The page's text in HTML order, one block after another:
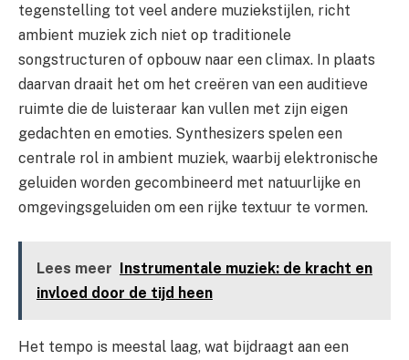
tegenstelling tot veel andere muziekstijlen, richt
ambient muziek zich niet op traditionele
songstructuren of opbouw naar een climax. In plaats
daarvan draait het om het creëren van een auditieve
ruimte die de luisteraar kan vullen met zijn eigen
gedachten en emoties. Synthesizers spelen een
centrale rol in ambient muziek, waarbij elektronische
geluiden worden gecombineerd met natuurlijke en
omgevingsgeluiden om een rijke textuur te vormen.
Lees meer
Instrumentale muziek: de kracht en
invloed door de tijd heen
Het tempo is meestal laag, wat bijdraagt aan een